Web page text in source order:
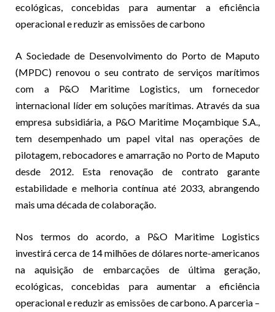
ecológicas, concebidas para aumentar a eficiência
operacional e reduzir as emissões de carbono
A Sociedade de Desenvolvimento do Porto de Maputo
(MPDC) renovou o seu contrato de serviços marítimos
com a P&O Maritime Logistics, um fornecedor
internacional líder em soluções marítimas. Através da sua
empresa subsidiária, a P&O Maritime Moçambique S.A.,
tem desempenhado um papel vital nas operações de
pilotagem, rebocadores e amarração no Porto de Maputo
desde 2012. Esta renovação de contrato garante
estabilidade e melhoria contínua até 2033, abrangendo
mais uma década de colaboração.
Nos termos do acordo, a P&O Maritime Logistics
investirá cerca de 14 milhões de dólares norte-americanos
na aquisição de embarcações de última geração,
ecológicas, concebidas para aumentar a eficiência
operacional e reduzir as emissões de carbono. A parceria –